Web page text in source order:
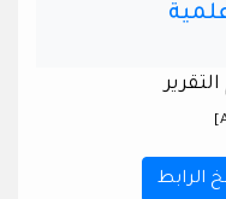
]
الرابط